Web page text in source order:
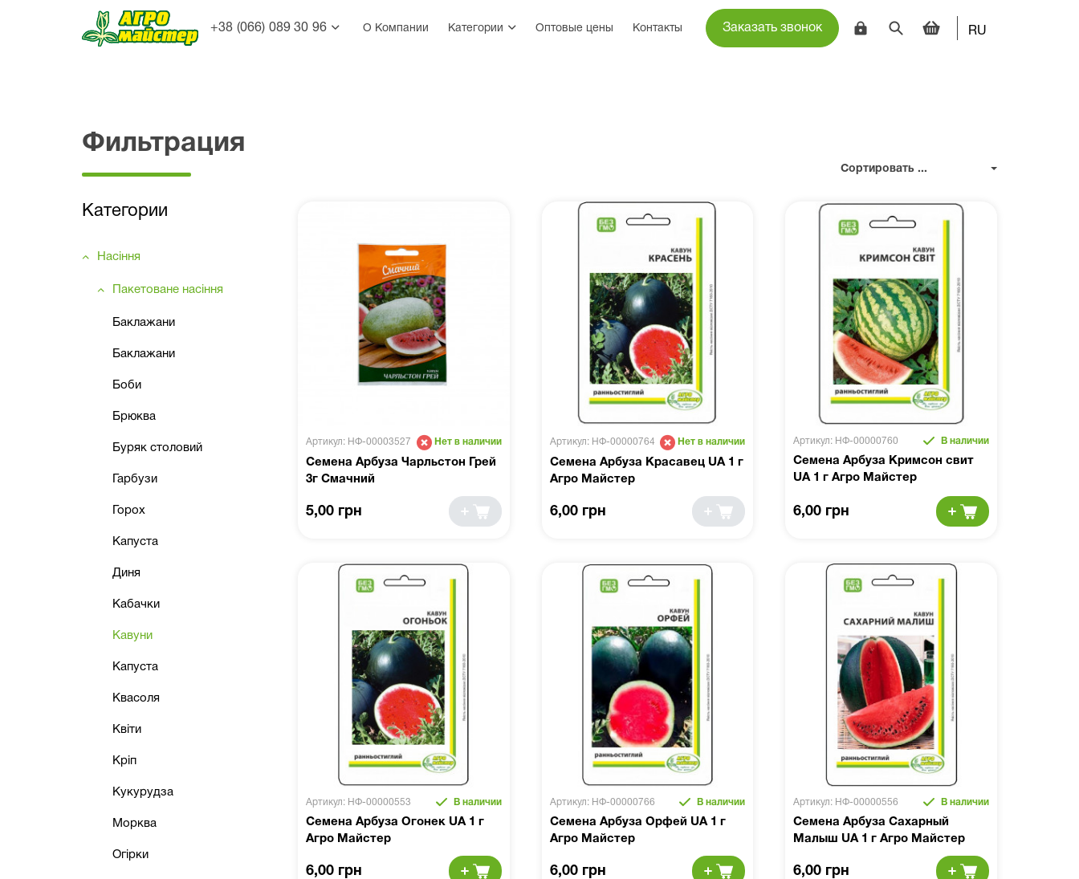
+38 (066) 089 30 96 О Компании Категории Оптовые цены Контакты Заказать звонок RU
Фильтрация
Категории
Насіння
Пакетоване насіння
Баклажани
Баклажани
Боби
Брюква
Буряк столовий
Гарбузи
Горох
Капуста
Диня
Кабачки
Кавуни
Капуста
Квасоля
Квіти
Кріп
Кукурудза
Морква
Огірки
Сортировать ...
Артикул: НФ-00003527 Нет в наличии
Семена Арбуза Чарльстон Грей
3г Смачний
5,00 грн
Артикул: НФ-00000764 Нет в наличии
Семена Арбуза Красавец UA 1 г
Агро Майстер
6,00 грн
Артикул: НФ-00000760 В наличии
Семена Арбуза Кримсон свит
UA 1 г Агро Майстер
6,00 грн
Артикул: НФ-00000553 В наличии
Семена Арбуза Огонек UA 1 г
Агро Майстер
6,00 грн
Артикул: НФ-00000766 В наличии
Семена Арбуза Орфей UA 1 г
Агро Майстер
6,00 грн
Артикул: НФ-00000556 В наличии
Семена Арбуза Сахарный
Малыш UA 1 г Агро Майстер
6,00 грн